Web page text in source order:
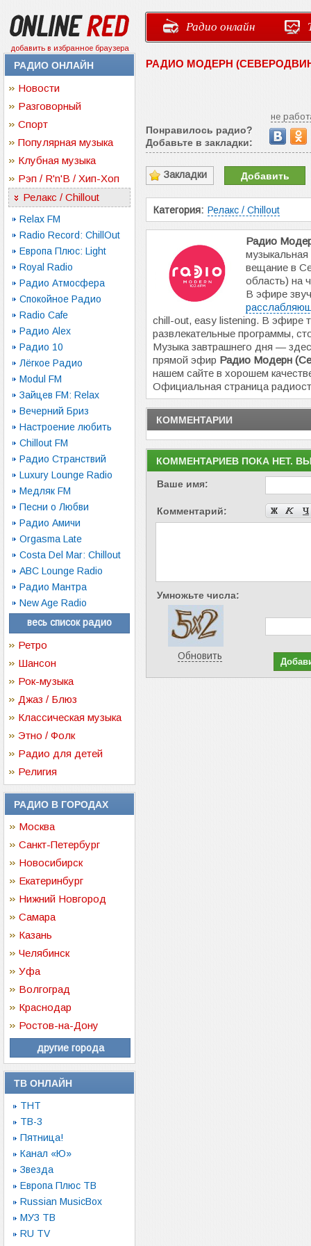
добавить в избранное браузера
Радио онлайн
РАДИО ОНЛАЙН
Новости
Разговорный
Спорт
Популярная музыка
Клубная музыка
Рэп / R'n'B / Хип-Хоп
Релакс / Chillout
Relax FM
Radio Record: ChillOut
Европа Плюс: Light
Royal Radio
Радио Атмосфера
Спокойное Радио
Radio Cafe
Радио Alex
Радио 10
Лёгкое Радио
Modul FM
Зайцев FM: Relax
Вечерний Бриз
Настроение любить
Chillout FM
Радио Странствий
Luxury Lounge Radio
Медляк FM
Песни о Любви
Радио Амичи
Orgasma Late
Costa Del Mar: Chillout
ABC Lounge Radio
Радио Мантра
New Age Radio
весь список радио
Ретро
Шансон
Рок-музыка
Джаз / Блюз
Классическая музыка
Этно / Фолк
Радио для детей
Религия
РАДИО В ГОРОДАХ
Москва
Санкт-Петербург
Новосибирск
Екатеринбург
Нижний Новгород
Самара
Казань
Челябинск
Уфа
Волгоград
Краснодар
Ростов-на-Дону
другие города
ТВ ОНЛАЙН
ТНТ
ТВ-3
Пятница!
Канал «Ю»
Звезда
Европа Плюс ТВ
Russian MusicBox
МУЗ ТВ
RU TV
РАДИО МОДЕРН
не
Понравилось радио?
Добавьте в закладки:
Закладки Добавить
Категория: Релакс / Chillout
Радио
вещание в
область) на
В эфире
chill-out, easy listening. В эфире
развлекательные программы,
Музыка завтрашнего дня —
прямой эфир Радио Модерн
нашем сайте в хорошем
Официальная страница
КОММЕНТАРИИ
КОММЕНТАРИЕВ ПОКА НЕТ.
Ваше имя:
Комментарий:
Умножьте числа:
Обновить